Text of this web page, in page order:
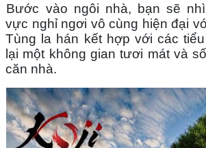
Bước vào ngôi nhà, bạn sẽ
vực nghỉ ngơi vô cùng hiện đại
Tùng la hán kết hợp với các
lại một không gian tươi mát và
căn nhà.